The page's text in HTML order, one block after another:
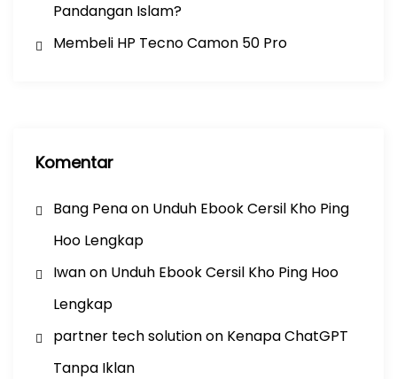
Pandangan Islam?
Membeli HP Tecno Camon 50 Pro
Komentar
Bang Penaon Unduh Ebook Cersil Kho Ping
Hoo Lengkap
Iwanon Unduh Ebook Cersil Kho Ping Hoo
Lengkap
partner tech solutionon Kenapa ChatGPT
Tanpa Iklan